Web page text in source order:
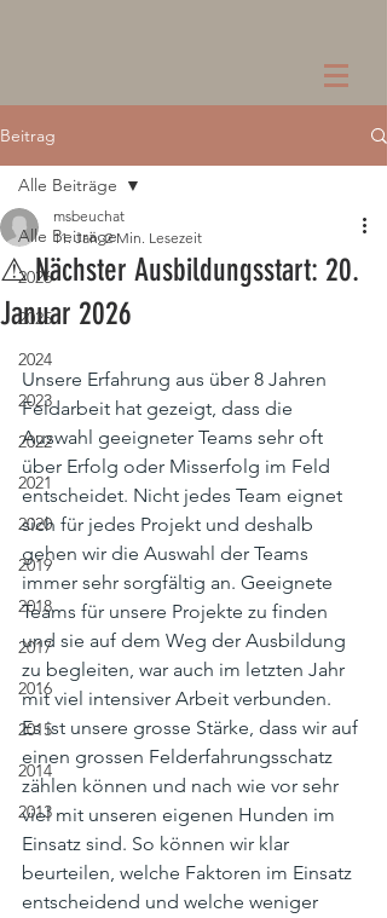
Beitrag
Alle Beiträge
2026
2025
2024
2023
2022
2021
2020
2019
2018
2017
2016
2015
2014
2013
Alle Beiträge
⚠ Nächster Ausbildungsstart: 20.
Januar 2026
msbeuchat
11. Jan. 2 Min. Lesezeit
Unsere Erfahrung aus über 8 Jahren
Feldarbeit hat gezeigt, dass die
Auswahl geeigneter Teams sehr oft
über Erfolg oder Misserfolg im Feld
entscheidet. Nicht jedes Team eignet
sich für jedes Projekt und deshalb
gehen wir die Auswahl der Teams
immer sehr sorgfältig an. Geeignete
Teams für unsere Projekte zu finden
und sie auf dem Weg der Ausbildung
zu begleiten, war auch im letzten Jahr
mit viel intensiver Arbeit verbunden.
Es ist unsere grosse Stärke, dass wir auf
einen grossen Felderfahrungsschatz
zählen können und nach wie vor sehr
viel mit unseren eigenen Hunden im
Einsatz sind. So können wir klar
beurteilen, welche Faktoren im Einsatz
entscheidend und welche weniger